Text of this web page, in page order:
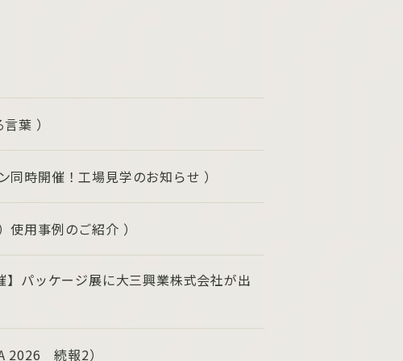
葉 ）
時開催！工場見学のお知らせ ）
用事例のご紹介 ）
パッケージ展に大三興業株式会社が出
2026 続報2）